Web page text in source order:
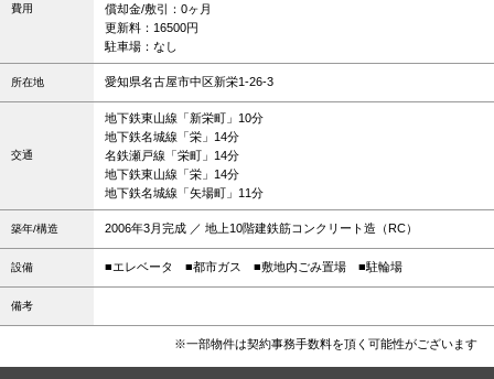
費用
償却金/敷引：0ヶ月
更新料：16500円
駐車場：なし
所在地 愛知県名古屋市中区新栄1-26-3
交通
地下鉄東山線「新栄町」10分
地下鉄名城線「栄」14分
名鉄瀬戸線「栄町」14分
地下鉄東山線「栄」14分
地下鉄名城線「矢場町」11分
築年/構造 2006年3月完成 ／ 地上10階建鉄筋コンクリート造（RC）
設備 ■エレベータ ■都市ガス ■敷地内ごみ置場 ■駐輪場
備考
※一部物件は契約事務手数料を頂く可能性がございます